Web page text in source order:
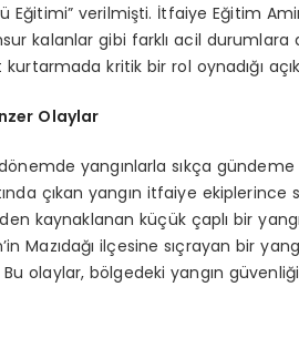
Eğitimi” verilmişti. İtfaiye Eğitim
kalanlar gibi farklı acil
kritik bir rol oynadığı
Olaylar
yangınlarla sıkça
çıkan yangın itfaiye
kaynaklanan küçük çaplı bir
Mazıdağı ilçesine sıçrayan bir
olaylar, bölgedeki yangın